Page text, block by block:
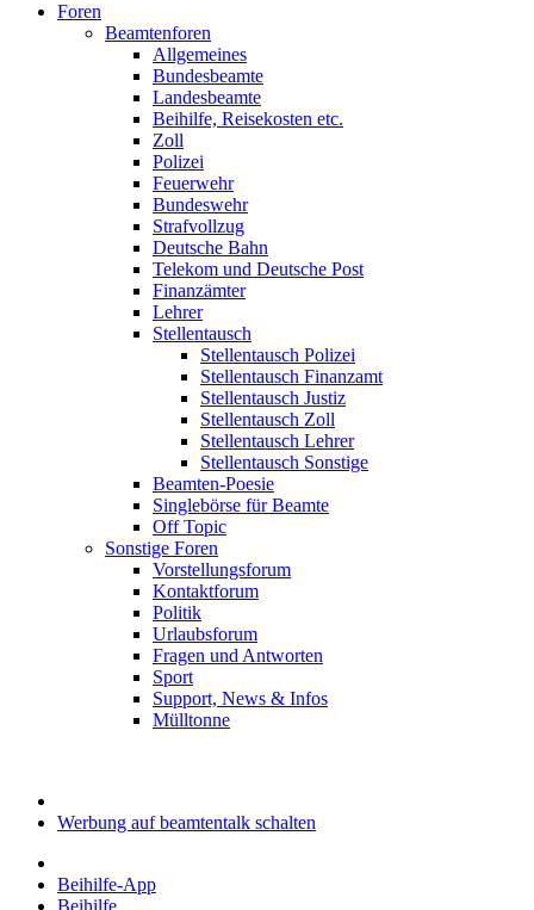
Foren
Beamtenforen
Allgemeines
Bundesbeamte
Landesbeamte
Beihilfe, Reisekosten etc.
Zoll
Polizei
Feuerwehr
Bundeswehr
Strafvollzug
Deutsche Bahn
Telekom und Deutsche Post
Finanzämter
Lehrer
Stellentausch
Stellentausch Polizei
Stellentausch Finanzamt
Stellentausch Justiz
Stellentausch Zoll
Stellentausch Lehrer
Stellentausch Sonstige
Beamten-Poesie
Singlebörse für Beamte
Off Topic
Sonstige Foren
Vorstellungsforum
Kontaktforum
Politik
Urlaubsforum
Fragen und Antworten
Sport
Support, News & Infos
Mülltonne
Werbung auf beamtentalk schalten
Beihilfe-App